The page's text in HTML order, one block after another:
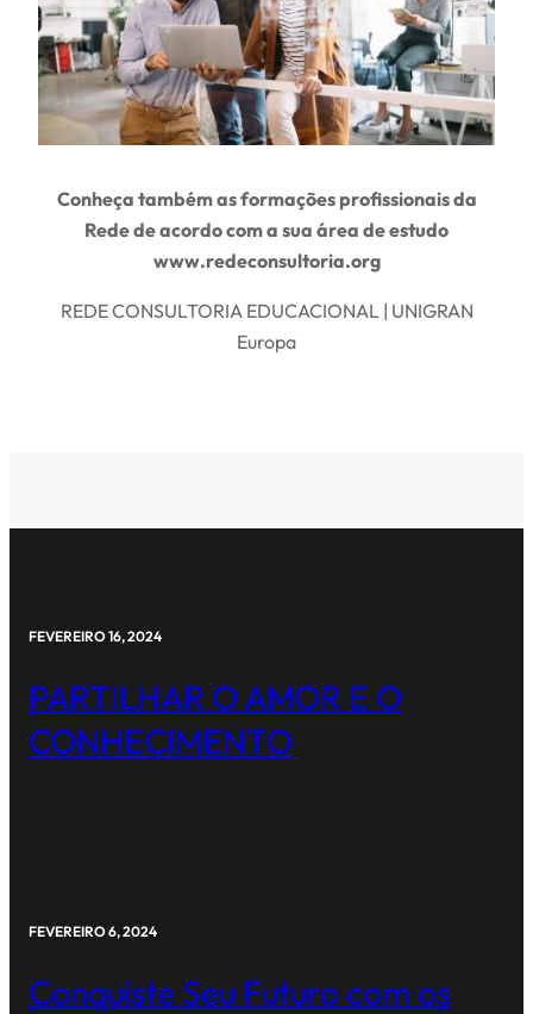
Conheça também as formações profissionais da
Rede de acordo com a sua área de estudo
www.redeconsultoria.org
REDE CONSULTORIA EDUCACIONAL | UNIGRAN
Europa
FEVEREIRO 16, 2024
PARTILHAR O AMOR E O
CONHECIMENTO
FEVEREIRO 6, 2024
Conquiste Seu Futuro com os